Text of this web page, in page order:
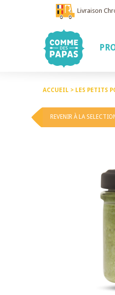
Livraison
ACCUEIL > LES PETITS
REVENIR À LA